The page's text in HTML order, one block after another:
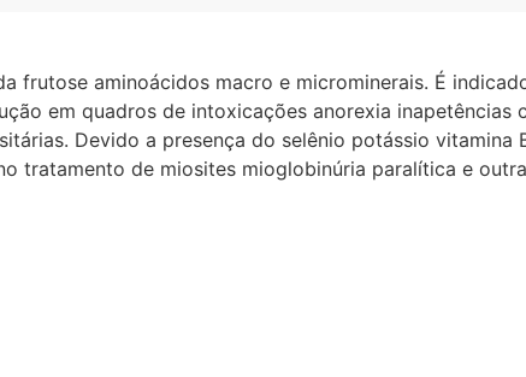
frutose aminoácidos macro e microminerais. É
em quadros de intoxicações anorexia inapetências
Devido a presença do selênio potássio vitamina
tratamento de miosites mioglobinúria paralítica e